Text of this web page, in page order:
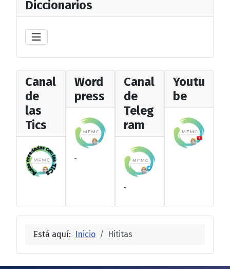
Diccionarios
Canal
de
las
Tics
Word
press
Canal
de
Teleg
ram
Youtu
be
Está aquí: Inicio Hititas